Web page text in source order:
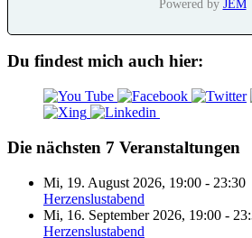
Powered by JEM
Du findest mich auch hier:
Die nächsten 7 Veranstaltungen
Mi, 19. August 2026, 19:00 - 23:30
Herzenslustabend
Mi, 16. September 2026, 19:00 -
Herzenslustabend